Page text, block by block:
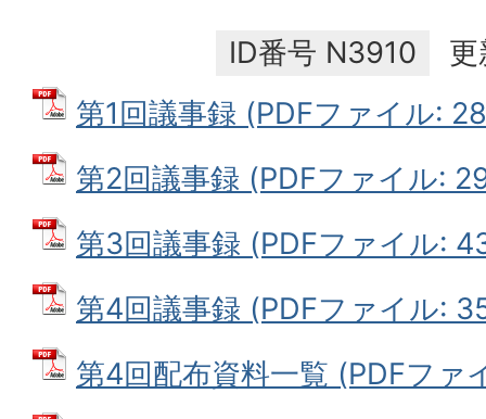
ID番号 N3910
第1回議事録 (PDFファイル:
第2回議事録 (PDFファイル:
第3回議事録 (PDFファイル:
第4回議事録 (PDFファイル:
第4回配布資料一覧 (PDFファ